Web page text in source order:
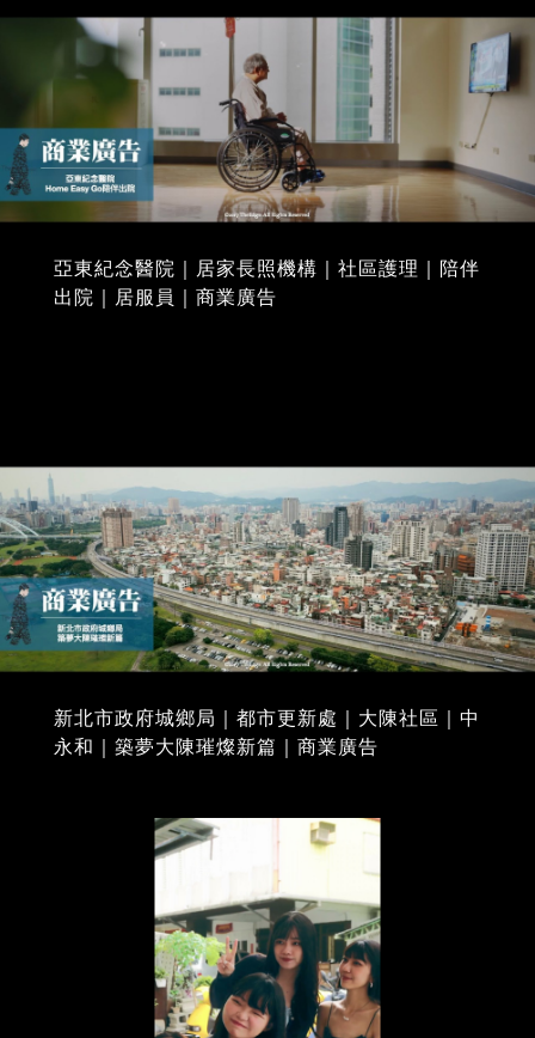
亞東紀念醫院｜居家長照機構｜社區護理｜陪伴
出院｜居服員｜商業廣告
新北市政府城鄉局｜都市更新處｜大陳社區｜中
永和｜築夢大陳璀燦新篇｜商業廣告